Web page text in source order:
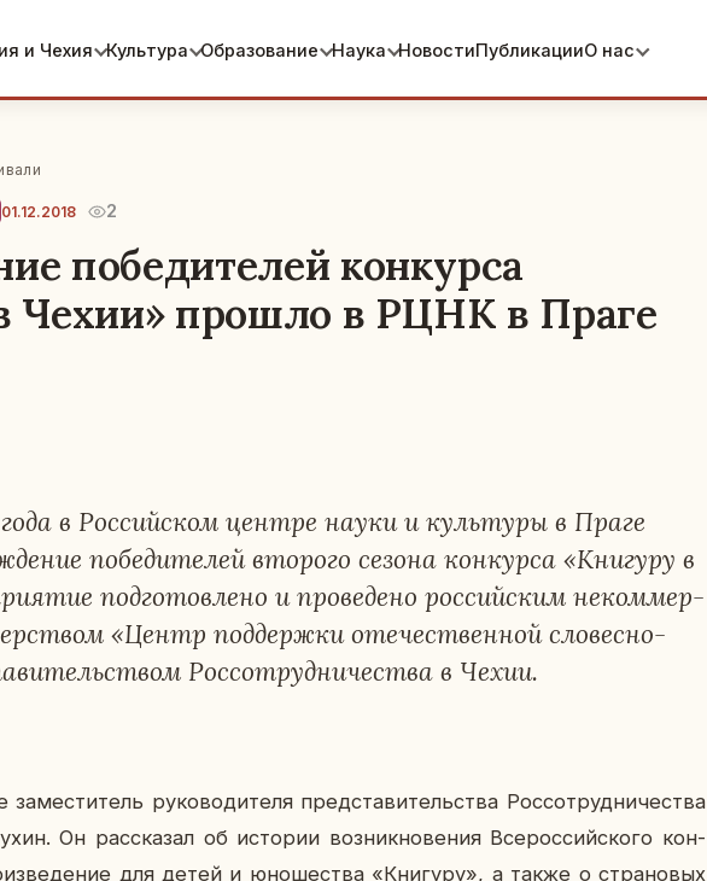
и Чехия Культура Образование Наука НовостиПубликацииО нас
01.12.2018 2
победителей конкурса
Чехии» прошло в РЦНК в Праге
года в Рос­сий­ском центре науки и куль­ту­ры в Праге
по­бе­ди­те­лей вто­ро­го сезона кон­кур­са «Кни­гу­ру в
под­го­тов­ле­но и про­ве­де­но рос­сий­ским неком­мер­
«Центр под­держ­ки оте­че­ствен­ной сло­вес­но­
Рос­со­труд­ни­че­ства в Чехии.
ру­ко­во­ди­те­ля пред­ста­ви­тель­ства Рос­со­труд­ни­че­ства
Он рас­ска­зал об ис­то­рии воз­ник­но­ве­ния Все­рос­сий­ско­го кон­
для детей и юно­ше­ства «Кни­гу­ру», а также о стра­но­вых